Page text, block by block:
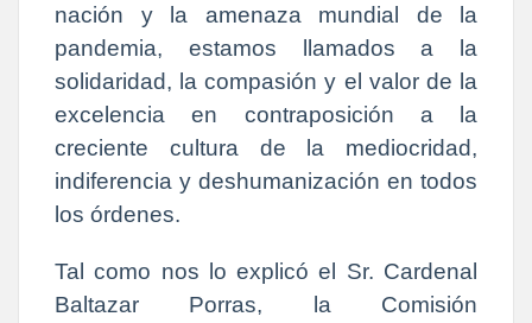
nación y la amenaza mundial de la
pandemia, estamos llamados a la
solidaridad, la compasión y el valor de la
excelencia en contraposición a la
creciente cultura de la mediocridad,
indiferencia y deshumanización en todos
los órdenes.
Tal como nos lo explicó el Sr. Cardenal
Baltazar Porras, la Comisión